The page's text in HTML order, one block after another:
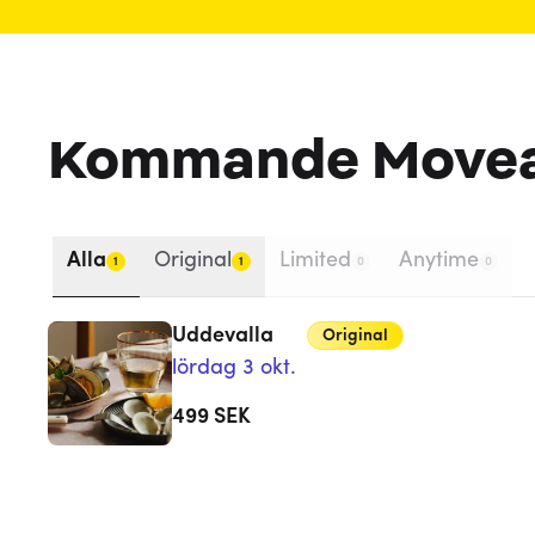
Kommande
Alla 1 Original 1 Limited 0 Anytime 0
Uddevalla
lördag 3 okt.
Original
499 SEK